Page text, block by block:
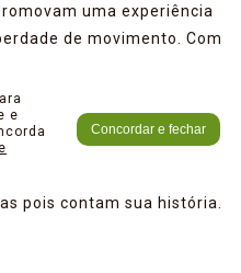
uma experiência
de movimento. Com
autenticidade. Nossos
feitos no brasil. Usamos
com o mínimo de
pois contam sua história.
e
Concordar e fechar